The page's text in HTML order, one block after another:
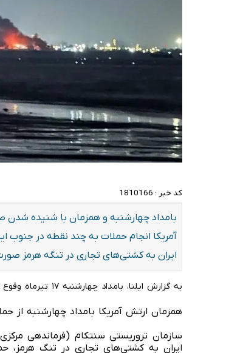
کد خبر : 1810166
بامداد چهارشنبه و همزمان با شنیده شدن
آمریکا انجام حملات به چند نقطه در جنوب
ایران به کشتی‌های تجاری در تنگه هرمز
به گزارش ایلنا، بامداد چهارشنبه ۱۷ تیرماه وقوع چندین انفجار در بندرعباس، قشم و سیریک گزارش شده است.
همزمان ارتش آمریکا بامداد چهارشنبه از
سازمان تروریستی سنتکام (فرماندهی
ایران به کشتی‌های تجاری در تنگ هرمز،